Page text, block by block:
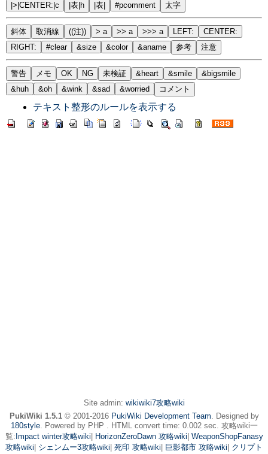
|>|CENTER:|c
|表|h |表| #pcomment 太字
斜体 取消線 ((注)) > a >> a >>> a LEFT:
CENTER:
RIGHT:
#clear &size &color &aname 参考 注意
警告 メモ OK NG 未検証 &heart &smile
&bigsmile
&huh
&oh &wink &sad &worried コメント
テキスト整形のルールを表示する
Site admin: wikiwiki7攻略wiki
PukiWiki 1.5.1© 2001-2016 PukiWiki Development Team. Designed by
180style. Powered by PHP . HTML convert time: 0.002 sec. 攻略wiki一
覧: Impact winter攻略wiki HorizonZeroDawn 攻略wiki WeaponShopFanasy
攻略wiki シェンムー3攻略wiki 死印 攻略wiki 巨影都市 攻略wiki クリプト